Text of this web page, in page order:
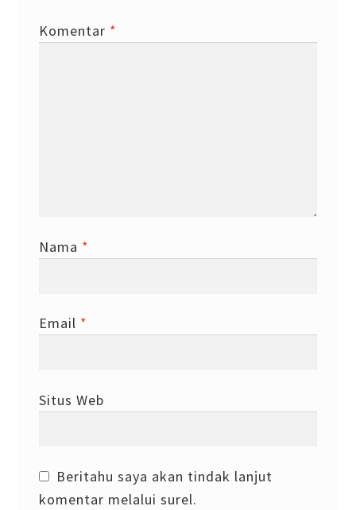
Komentar *
Nama *
Email *
Situs Web
Beritahu saya akan tindak lanjut
komentar melalui surel.